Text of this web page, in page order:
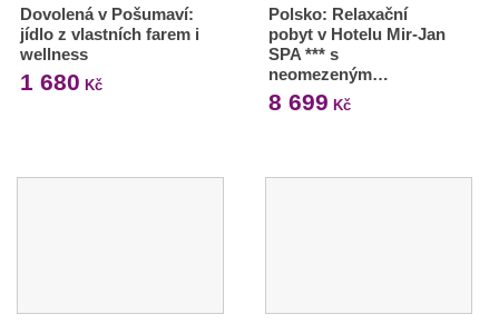
Dovolená v Pošumaví:
jídlo z vlastních farem i
wellness
1 680 Kč
Polsko: Relaxační
pobyt v Hotelu Mir-Jan
SPA *** s
neomezeným…
8 699 Kč